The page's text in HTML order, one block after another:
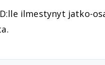
ilmestynyt jatko-